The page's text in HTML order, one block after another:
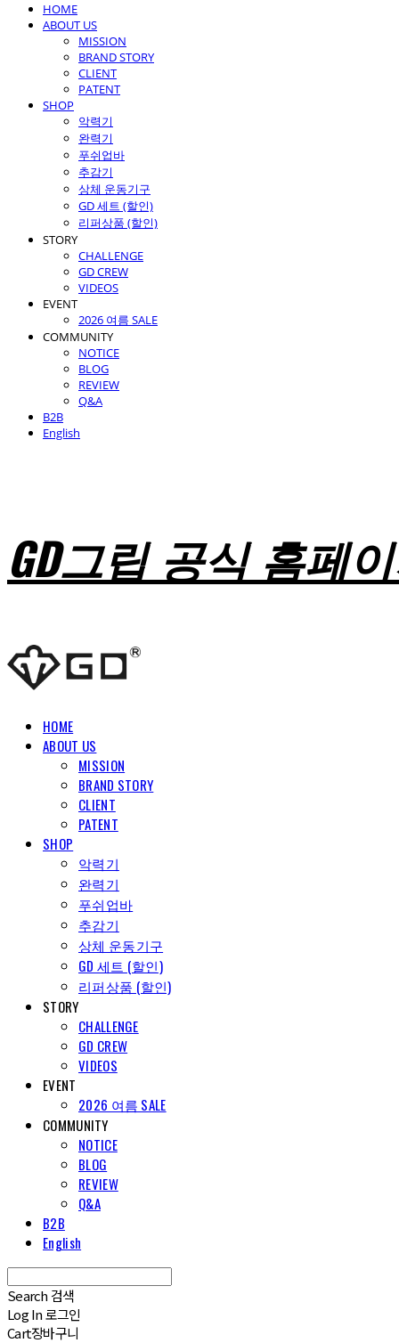
HOME
ABOUT US
MISSION
BRAND STORY
CLIENT
PATENT
SHOP
악력기
완력기
푸쉬업바
추감기
상체 운동기구
GD 세트 (할인)
리퍼상품 (할인)
STORY
CHALLENGE
GD CREW
VIDEOS
EVENT
2026 여름 SALE
COMMUNITY
NOTICE
BLOG
REVIEW
Q&A
B2B
English
GD그립 공식 홈페
HOME
ABOUT US
MISSION
BRAND STORY
CLIENT
PATENT
SHOP
악력기
완력기
푸쉬업바
추감기
상체 운동기구
GD 세트 (할인)
리퍼상품 (할인)
STORY
CHALLENGE
GD CREW
VIDEOS
EVENT
2026 여름 SALE
COMMUNITY
NOTICE
BLOG
REVIEW
Q&A
B2B
English
Search 검색
Log In로그인
Cart장바구니